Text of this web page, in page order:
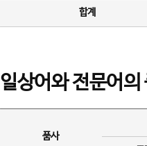
합계
일상어와 전문어의
품사